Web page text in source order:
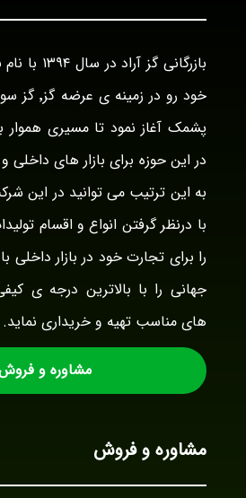
بازرگانی گز
پشمک آغاز نمود تا مسیری هموار
در این حوزه برای بازار های
به این ترتیب می توانید در این
با درنظر گرفتن انواع و اقسام
را برای تجارت خود در بازار داخلی
جهانی را با بالاترین درجه ی
های مناسب تهیه و خریداری نماید.
مشاوره و
مشاوره و فروش